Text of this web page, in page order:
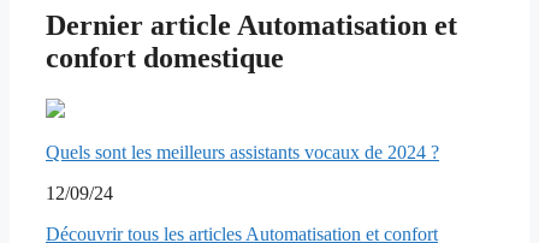
Dernier article Automatisation et
confort domestique
Quels sont les meilleurs assistants vocaux de 2024 ?
12/09/24
Découvrir tous les articles Automatisation et confort